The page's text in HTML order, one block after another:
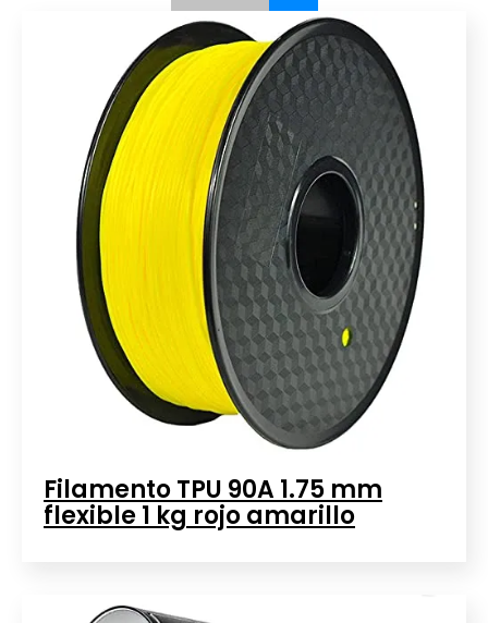
Filamento TPU 90A 1.75 mm
flexible 1 kg rojo amarillo